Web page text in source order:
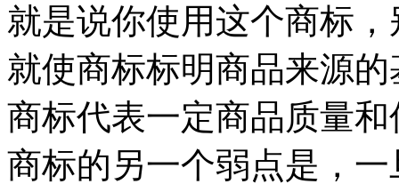
就是说你使用这个商标
就使商标标明商品来源
商标代表一定商品质量
商标的另一个弱点是，